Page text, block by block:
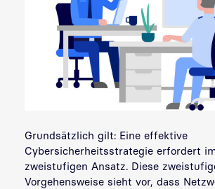
Grundsätzlich gilt: Eine effektive
Cybersicherheitsstrategie erfordert
zweistufigen Ansatz. Diese
Vorgehensweise sieht vor, dass